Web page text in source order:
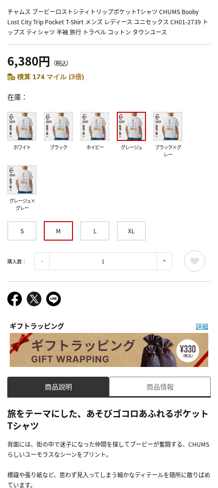
チャムス ブービーロストシティトリップポケットTシャツ CHUMS Booby
Lost City Trip Pocket T-Shirt メンズ レディース ユニセックス CH01-2739 ト
ップス ティシャツ 半袖 旅行 トラベル コットン タウンユース
6,380円 （税込）
積算 174 マイル (3倍)
在庫
ホワイト ブラック ネイビー グレージュ
ブラック×グ
レー
グレージュ×
グレー
S M L XL
購入数：
ギフトラッピング 詳細
商品説明 商品情報
旅をテーマにした、あそびゴコロあふれるポケット
Tシャツ
背面には、街の中で迷子になった仲間を探してブービーが奮闘する、CHUMS
らしいユーモラスなシーンをプリント。
標識や張り紙など、思わず見入ってしまう細かなディテールを随所に散りばめ
ています。